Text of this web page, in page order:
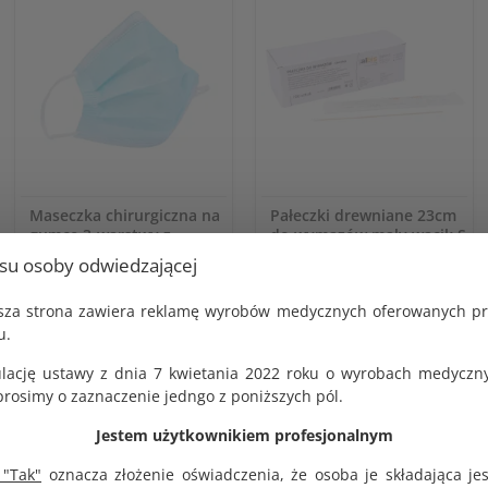
osoby odwiedzającej
strona zawiera reklamę wyrobów medycznych oferowanych
ustawy z dnia 7 kwietania 2022 roku o wyrobach
o zaznaczenie jedngo z poniższych pól.
Jestem użytkownikiem profesjonalnym
oznacza złożenie oświadczenia, że osoba je składająca
Maseczka chirurgiczna na
gumce 3-warstwy z
usztywnieniem na nos op.
50 szt.
G1431
10.26 zł
NETTO
9.50 zł
Pałeczki drewniane 23cm
do wymazów mały wacik S
BRUTTO
NETTO
25.00 zł